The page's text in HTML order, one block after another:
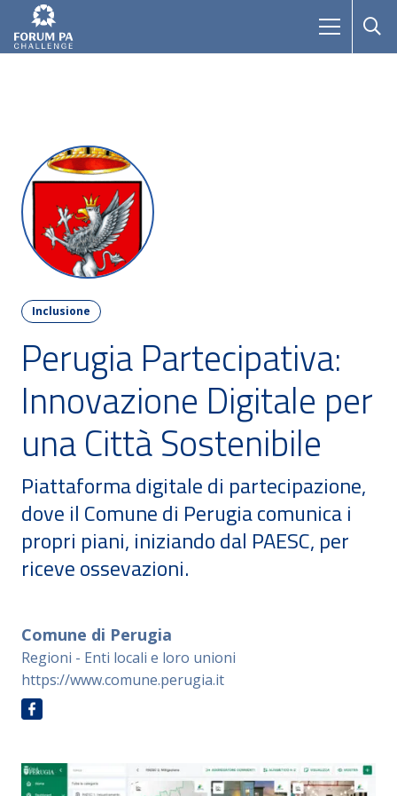
Inclusione
Perugia Partecipativa:
Innovazione Digitale per
una Città Sostenibile
Piattaforma digitale di partecipazione,
dove il Comune di Perugia comunica i
propri piani, iniziando dal PAESC, per
riceve ossevazioni.
Comune di Perugia
Regioni - Enti locali e loro unioni
https://www.comune.perugia.it